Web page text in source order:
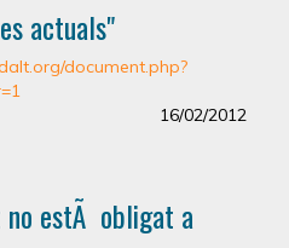
actuals"
document.php?
16/02/2012
estÃ obligat a